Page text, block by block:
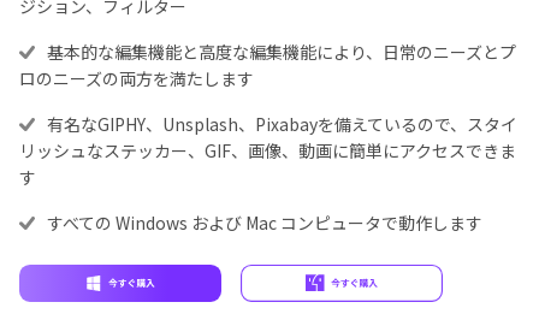
ジション、フィルター
基本的な編集機能と高度な編集機能により、日常のニーズとプ
ロのニーズの両方を満たします
有名なGIPHY、Unsplash、Pixabayを備えているので、スタイ
リッシュなステッカー、GIF、画像、動画に簡単にアクセスできま
す
すべての Windows および Mac コンピュータで動作します